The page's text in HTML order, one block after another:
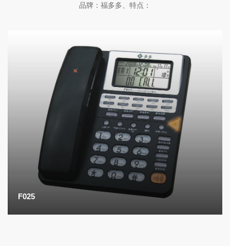
品牌：福多多、特点：
F025